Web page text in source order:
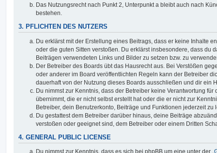
Das Nutzungsrecht nach Punkt 2, Unterpunkt a bleibt auch nach
bestehen.
3. PFLICHTEN DES NUTZERS
Du erklärst mit der Erstellung eines Beitrags, dass er keine Inhalte
oder die guten Sitten verstoßen. Du erklärst insbesondere, dass du
Beiträgen verwendeten Links und Bilder zu setzen bzw. zu
Der Betreiber des Boards übt das Hausrecht aus. Bei Verstößen
oder anderer im Board veröffentlichten Regeln kann der Betreiber
dauerhaft von der Nutzung dieses Boards ausschließen und dir ein
Du nimmst zur Kenntnis, dass der Betreiber keine Verantwortung für
übernimmt, die er nicht selbst erstellt hat oder die er nicht zur
Betreiber, dein Benutzerkonto, Beiträge und Funktionen jederzeit zu
Du gestattest dem Betreiber darüber hinaus, deine Beiträge
verstoßen oder geeignet sind, dem Betreiber oder einem Dritten
4. GENERAL PUBLIC LICENSE
Du nimmst zur Kenntnis, dass es sich bei phpBB um eine unter der „